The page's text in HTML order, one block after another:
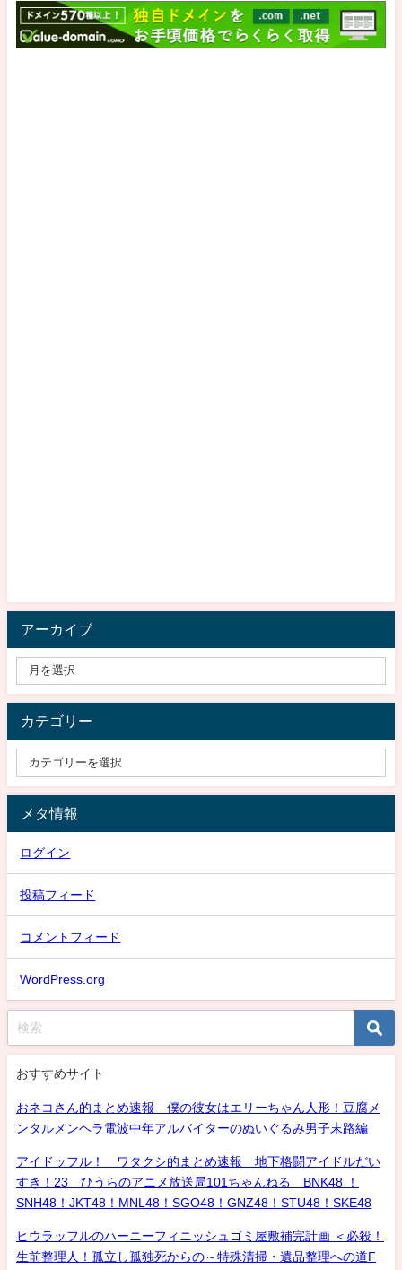
アーカイブ
カテゴリー
メタ情報
ログイン
投稿フィード
コメントフィード
WordPress.org
おすすめサイト
おネコさん的まとめ速報 僕の彼女はエリーちゃん人形！豆腐メ
ンタルメンヘラ電波中年アルバイターのぬいぐるみ男子末路編
アイドッフル！ ワタクシ的まとめ速報 地下格闘アイドルだい
すき！23 ひうらのアニメ放送局101ちゃんねる BNK48 ！
SNH48！JKT48！MNL48！SGO48！GNZ48！STU48！SKE48
ヒウラッフルのハーニーフィニッシュゴミ屋敷補完計画 ＜必殺！
生前整理人！孤立し孤独死からの～特殊清掃・遺品整理への道F